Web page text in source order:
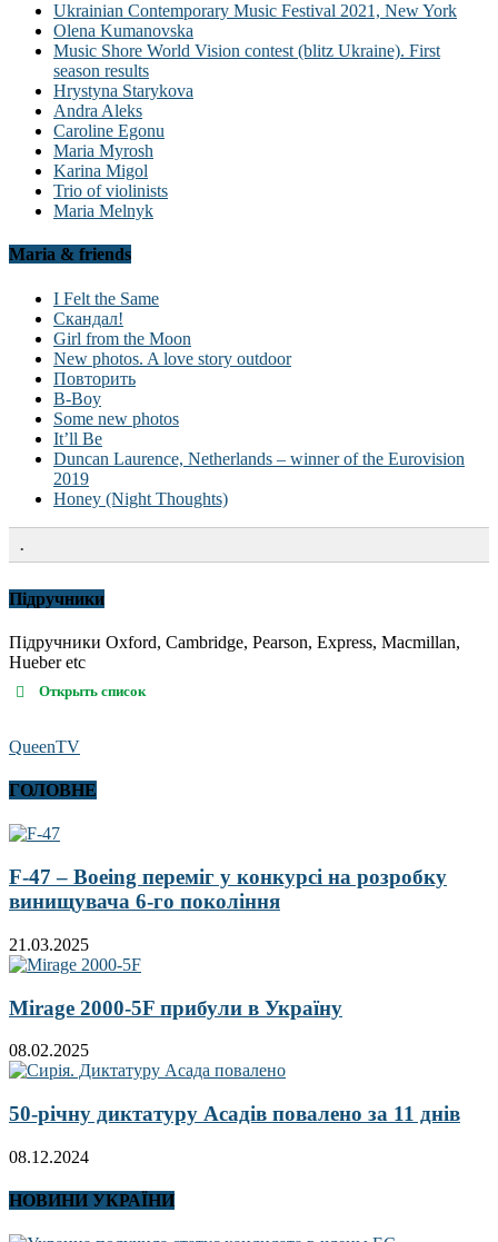
Ukrainian Contemporary Music Festival 2021, New York
Olena Kumanovska
Music Shore World Vision contest (blitz Ukraine). First
season results
Hrystyna Starykova
Andra Aleks
Caroline Egonu
Maria Myrosh
Karina Migol
Trio of violinists
Maria Melnyk
Maria & friends
I Felt the Same
Скандал!
Girl from the Moon
New photos. A love story outdoor
Повторить
B-Boy
Some new photos
It’ll Be
Duncan Laurence, Netherlands – winner of the Eurovision
2019
Honey (Night Thoughts)
.
Підручники
Підручники Oxford, Cambridge, Pearson, Express, Macmillan,
Hueber etc
Открыть список
QueenTV
ГОЛОВНЕ
F-47 – Boeing переміг у конкурсі на розробку
винищувача 6-го покоління
21.03.2025
Mirage 2000-5F прибули в Україну
08.02.2025
50-річну диктатуру Асадів повалено за 11 днів
08.12.2024
НОВИНИ УКРАЇНИ